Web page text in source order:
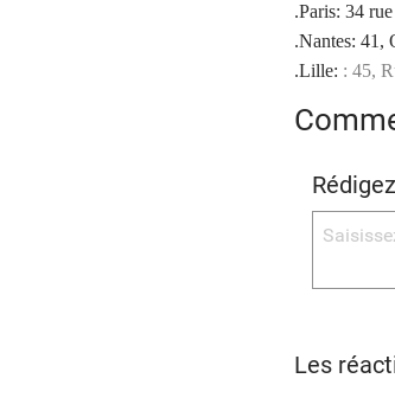
.Paris: 34
.Nantes: 41,
.Lille: : 45,
Les